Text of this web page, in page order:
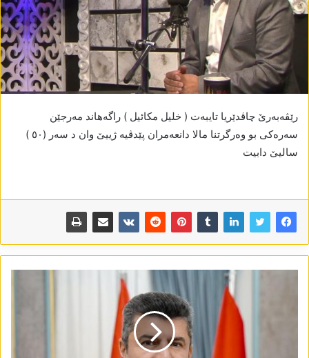
رێڤەبەرێ چاڤدێریا تایبەت ( خلیل مکائیل ) راگەھاند مەرجێن
سەرەکی بو وەرگرتنا مالا دانعەمران پێدڤیە ژییێ وان د سەر (٥٠ )
سالیێ دابیت